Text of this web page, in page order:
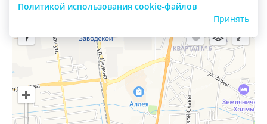
Политикой использования cookie-файлов
Принять